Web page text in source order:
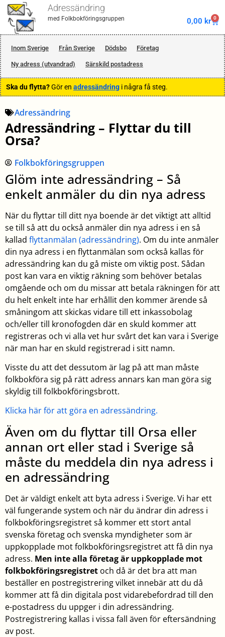
Adressändring
med Folkbokföringsgruppen 0,00 kr 0
Inom Sverige Från Sverige Dödsbo Företag
Ny adress (utvandrad) Särskild postadress
Ska du flytta?Gör en adressändring i några få steg.
Adressändring
Adressändring – Flyttar du till
Orsa?
Folkbokföringsgruppen
Glöm inte adressändring – Så
enkelt anmäler du din nya adress
När du flyttar till ditt nya boende är det viktigt att alltid
se till så att du också anmäler din nya adress i en så
kallad flyttanmälan (adressändring). Om du inte anmäler
din nya adress i en flyttanmälan som också kallas för
adressändring kan du gå miste om viktig post. Sådan
post kan vara en viktig räkning som behöver betalas
omgående och om du missar att betala räkningen för att
du helt enkelt inte har erhållit den kommer ärende så
småningom att skickas vidare till ett inkassobolag
och/eller till kronofogden där en skuld kommer att
registreras och vi alla vet hur svårt det kan vara i Sverige
när man har en skuld registrerad i sitt namn.
Visste du att det dessutom är lag på att man måste
folkbokföra sig på rätt adress annars kan man göra sig
skyldig till folkbokföringsbrott.
Klicka här för att göra en adressändring.
Även om du flyttar till Orsa eller
annan ort eller stad i Sverige så
måste du meddela din nya adress i
en adressändring
Det är väldigt enkelt att byta adress i Sverige. Vi har ett
väl fungerande system och när du ändrar din adress i
folkbokföringsregistret så kommer ett stort antal
svenska företag och svenska myndigheter som är
uppkopplade mot folkbokföringsregistret att få din nya
adress. Men inte alla företag är uppkopplade mot
folkbokföringsregistret och då är det bra att man
beställer en postregistrering vilket innebär att du då
kommer att få din digitala post vidarebefordrad till den
e-postadress du uppger i din adressändring.
Postregistrering kallas i vissa fall även för eftersändning
av post.